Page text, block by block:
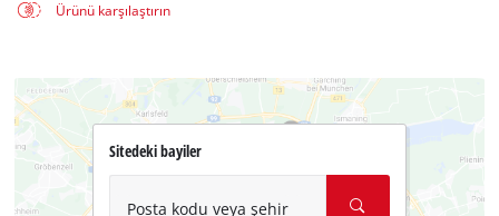
Ürünü karşılaştırın
Sitedeki bayiler
Posta kodu veya şehir